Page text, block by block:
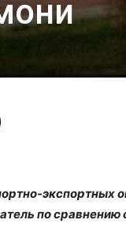
экспортных
по